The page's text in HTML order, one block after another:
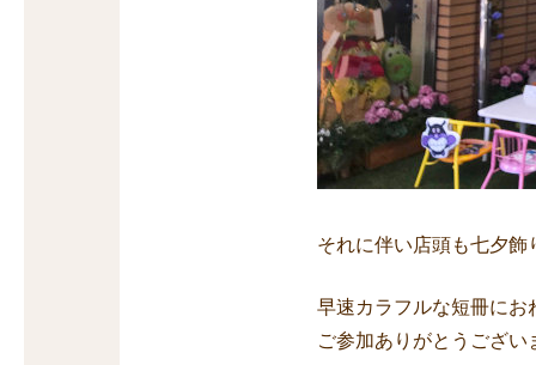
それに伴い店頭も七夕
早速カラフルな短冊にお
ご参加ありがとうござい